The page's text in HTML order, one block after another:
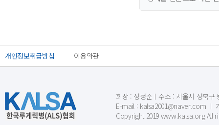
개인정보취급방침 이용약관
회장 : 성정준ㅣ주소 : 서울시 성북구
E-mail : kalsa2001@naver.com ㅣ
Copyright 2019 www.kalsa.org All